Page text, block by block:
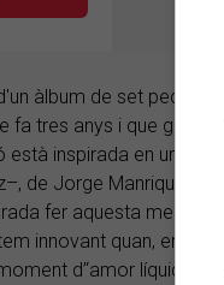
àlbum de set peces,
fa tres anys i que gira
inspirada en un
de Jorge Manrique a
fer aquesta mena
innovant quan, en
d’‘amor líquid’, i